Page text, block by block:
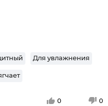
Для увлажнения
0 0